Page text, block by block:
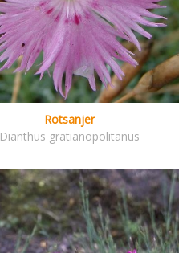
Rotsanjer
Dianthus gratianopolitanus